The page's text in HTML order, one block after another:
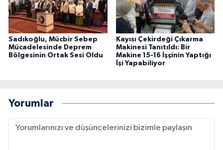
Sadıkoğlu, Mücbir Sebep
Mücadelesinde Deprem
Bölgesinin Ortak Sesi Oldu
Kayısı Çekirdeği Çıkarma
Makinesi Tanıtıldı: Bir
Makine 15-16 İşçinin Yaptığı
İşi Yapabiliyor
Yorumlar